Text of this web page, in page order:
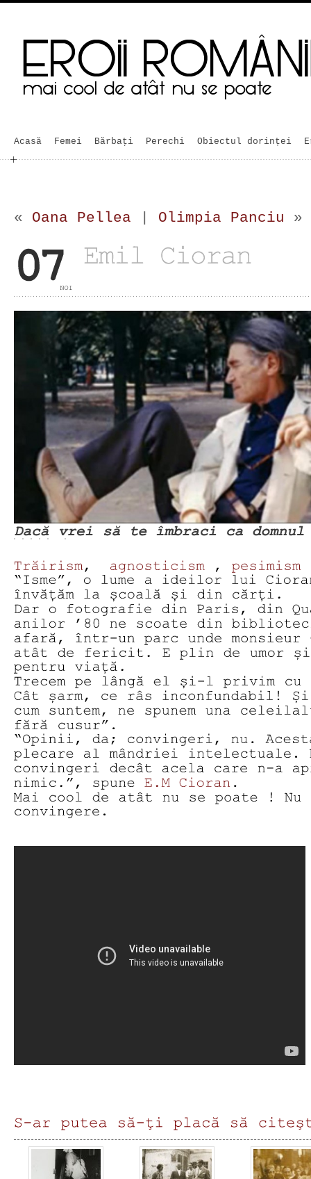
Acasă Femei Bărbaţi Perechi Obiectul dorinței
« Oana Pellea Olimpia Panciu »